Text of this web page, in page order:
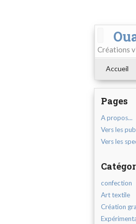
Créations
Accueil
Pages
A propos...
Vers les
Vers les
confection
Art textile
Création